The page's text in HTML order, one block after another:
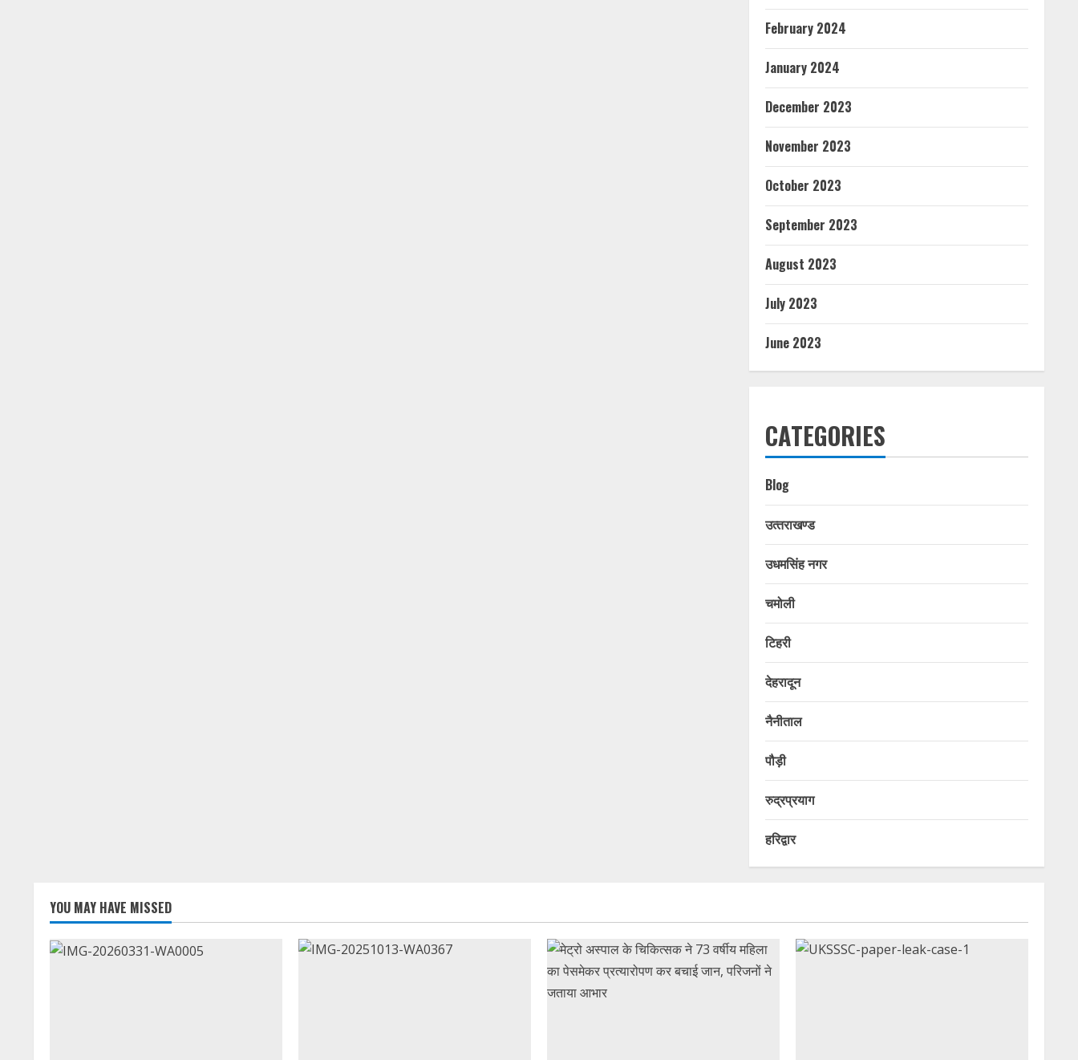
February 2024
January 2024
December 2023
November 2023
October 2023
September 2023
August 2023
July 2023
June 2023
CATEGORIES
Blog
उत्‍तराखण्‍ड
उधमसिंह नगर
चमोली
टिहरी
देहरादून
नैनीताल
पौड़ी
रुद्रप्रयाग
हरिद्वार
YOU MAY HAVE MISSED